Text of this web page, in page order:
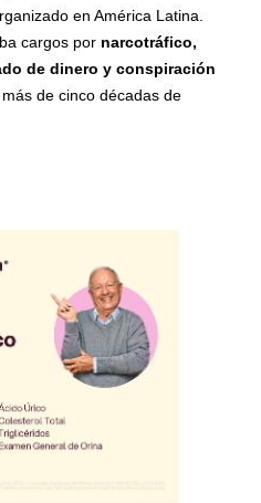
en América Latina.
cargos por narcotráfico,
de dinero y conspiración
de cinco décadas de